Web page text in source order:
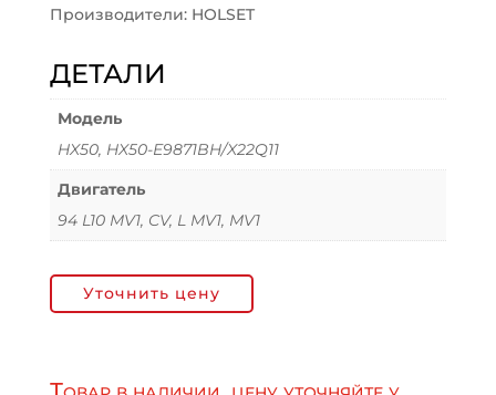
Производители: HOLSET
ДЕТАЛИ
Модель
HX50, HX50-E9871BH/X22Q11
Двигатель
94 L10 MV1, CV, L MV1, MV1
Уточнить цену